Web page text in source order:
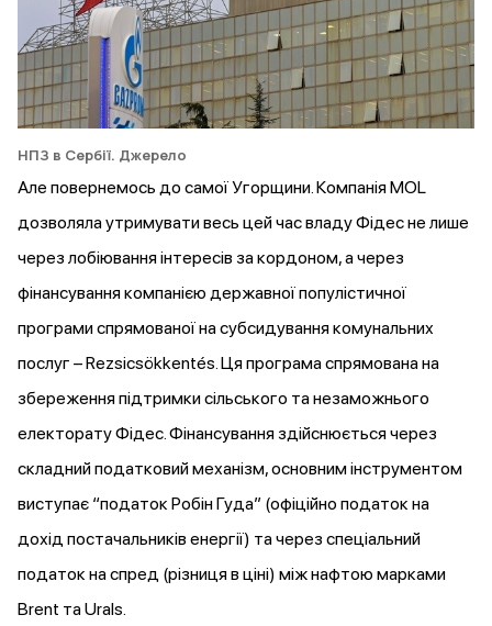
НПЗ в Сербії. Джерело
Але повернемось до самої Угорщини. Компанія MOL
дозволяла утримувати весь цей час владу Фідес не лише
через лобіювання інтересів за кордоном, а через
фінансування компанією державної популістичної
програми спрямованої на субсидування комунальних
послуг – Rezsicsökkentés. Ця програма спрямована на
збереження підтримки сільського та незаможнього
електорату Фідес. Фінансування здійснюється через
складний податковий механізм, основним інструментом
виступає “податок Робін Гуда” (офіційно податок на
дохід постачальників енергії) та через спеціальний
податок на спред (різниця в ціні) між нафтою марками
Brent та Urals.